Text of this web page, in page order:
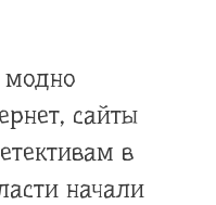
модно
сайты
в
начали